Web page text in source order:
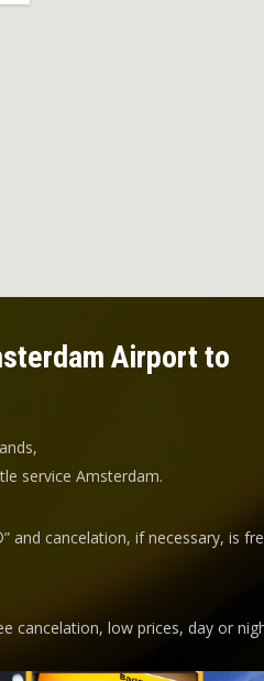
Airport to
service Amsterdam.
and cancelation, if necessary, is
cancelation, low prices, day or